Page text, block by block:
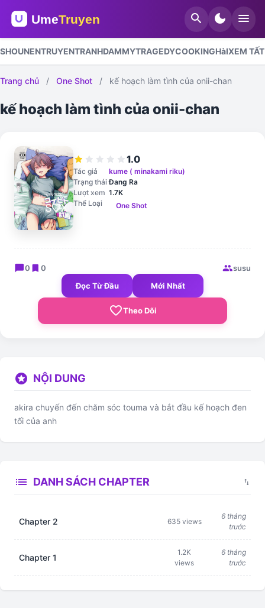
search dark_mode menu
SHOUNENTRUYENTRANHDAMMYTRAGEDYCOOKINGHàIXEM
Trang chủ / One Shot / kế hoạch làm tình của onii-chan
kế hoạch làm tình của onii-chan
star star star star star 1.0
Tác giả
kume ( minakami riku)
Trạng thái Đang Ra
Lượt xem 1.7K
Thể Loại
One Shot
chat_bubble0 bookmark 0 groupsusu
Đọc Từ Đầu
Mới Nhất
favorite_borderTheo Dõi
stars NỘI DUNG
akira chuyến đến chăm sóc touma và bắt đầu kế hoạch đen
tối của anh
list DANH SÁCH CHAPTER swap_vert
Chapter 2 635 views
6 tháng
trước
Chapter 1
1.2K
views
6 tháng
trước